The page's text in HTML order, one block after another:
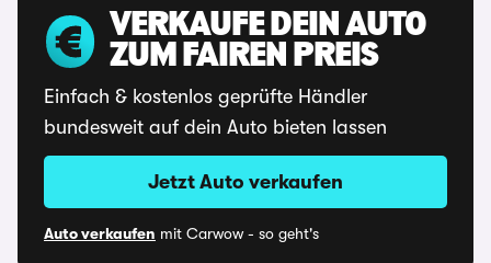
VERKAUFE DEIN AUTO
ZUM FAIREN PREIS
Einfach & kostenlos geprüfte Händler
bundesweit auf dein Auto bieten lassen
Jetzt Auto verkaufen
Auto verkaufen mit Carwow - so geht's